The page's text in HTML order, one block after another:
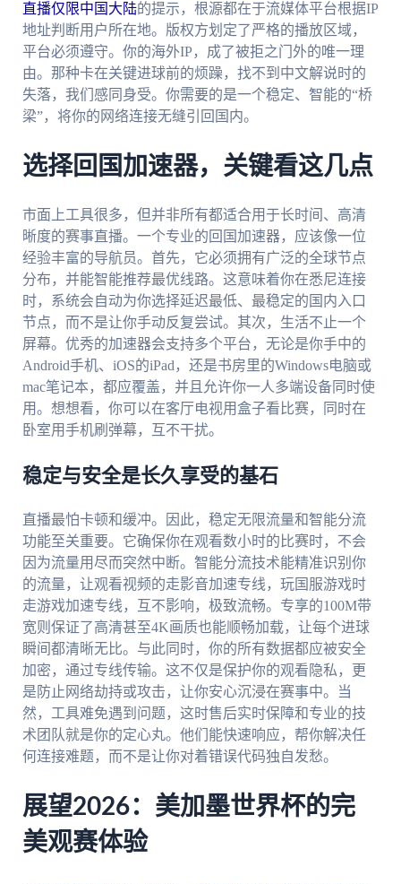
直播仅限中国大陆的提示，根源都在于流媒体平台根据IP
地址判断用户所在地。版权方划定了严格的播放区域，
平台必须遵守。你的海外IP，成了被拒之门外的唯一理
由。那种卡在关键进球前的烦躁，找不到中文解说时的
失落，我们感同身受。你需要的是一个稳定、智能的“桥
梁”，将你的网络连接无缝引回国内。
选择回国加速器，关键看这几点
市面上工具很多，但并非所有都适合用于长时间、高清
晰度的赛事直播。一个专业的回国加速器，应该像一位
经验丰富的导航员。首先，它必须拥有广泛的全球节点
分布，并能智能推荐最优线路。这意味着你在悉尼连接
时，系统会自动为你选择延迟最低、最稳定的国内入口
节点，而不是让你手动反复尝试。其次，生活不止一个
屏幕。优秀的加速器会支持多个平台，无论是你手中的
Android手机、iOS的iPad，还是书房里的Windows电脑或
mac笔记本，都应覆盖，并且允许你一人多端设备同时使
用。想想看，你可以在客厅电视用盒子看比赛，同时在
卧室用手机刷弹幕，互不干扰。
稳定与安全是长久享受的基石
直播最怕卡顿和缓冲。因此，稳定无限流量和智能分流
功能至关重要。它确保你在观看数小时的比赛时，不会
因为流量用尽而突然中断。智能分流技术能精准识别你
的流量，让观看视频的走影音加速专线，玩国服游戏时
走游戏加速专线，互不影响，极致流畅。专享的100M带
宽则保证了高清甚至4K画质也能顺畅加载，让每个进球
瞬间都清晰无比。与此同时，你的所有数据都应被安全
加密，通过专线传输。这不仅是保护你的观看隐私，更
是防止网络劫持或攻击，让你安心沉浸在赛事中。当
然，工具难免遇到问题，这时售后实时保障和专业的技
术团队就是你的定心丸。他们能快速响应，帮你解决任
何连接难题，而不是让你对着错误代码独自发愁。
展望2026：美加墨世界杯的完
美观赛体验